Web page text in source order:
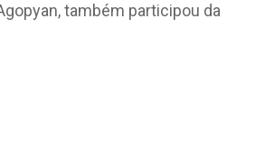
também participou da